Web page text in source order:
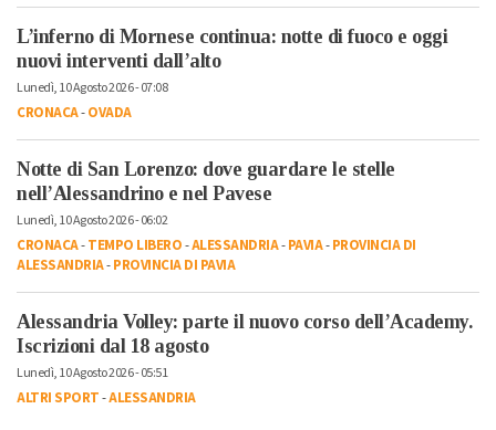
L’inferno di Mornese continua: notte di fuoco e oggi
nuovi interventi dall’alto
Lunedì, 10 Agosto 2026 - 07:08
CRONACA-OVADA
Notte di San Lorenzo: dove guardare le stelle
nell’Alessandrino e nel Pavese
Lunedì, 10 Agosto 2026 - 06:02
CRONACA-TEMPO LIBERO-ALESSANDRIA-PAVIA-PROVINCIA DI
ALESSANDRIA-PROVINCIA DI PAVIA
Alessandria Volley: parte il nuovo corso dell’Academy.
Iscrizioni dal 18 agosto
Lunedì, 10 Agosto 2026 - 05:51
ALTRI SPORT-ALESSANDRIA